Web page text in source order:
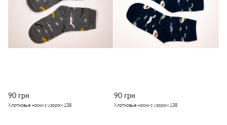
90 грн
Хлопковые носки с узором 138
90 грн
Хлопковые носки с узором 138